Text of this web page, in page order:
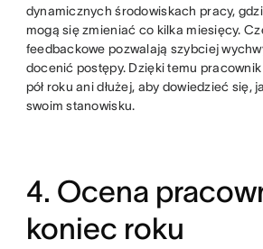
dynamicznych środowiskach pracy,
mogą się zmieniać co kilka miesięcy.
feedbackowe pozwalają szybciej
docenić postępy. Dzięki temu
pół roku ani dłużej, aby dowiedzieć się,
swoim stanowisku.
4. Ocena
koniec roku